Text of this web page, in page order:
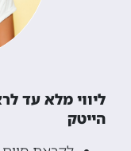
ליווי מלא עד
הייטק